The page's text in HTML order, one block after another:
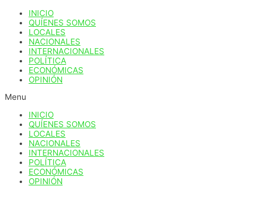
contenido
INICIO
QUÍENES SOMOS
LOCALES
NACIONALES
INTERNACIONALES
POLÍTICA
ECONÓMICAS
OPINIÓN
Menu
INICIO
QUÍENES SOMOS
LOCALES
NACIONALES
INTERNACIONALES
POLÍTICA
ECONÓMICAS
OPINIÓN